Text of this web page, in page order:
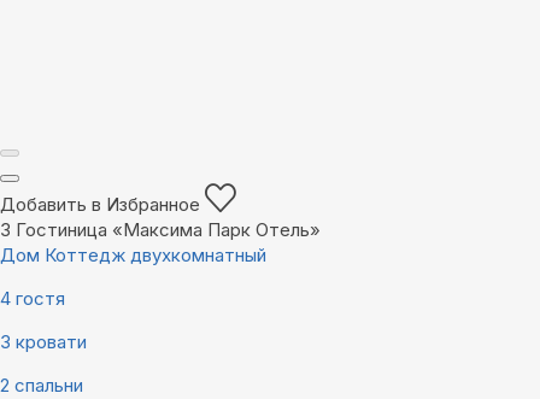
Добавить в Избранное
3 Гостиница «Максима Парк Отель»
Дом Коттедж двухкомнатный
4 гостя
3 кровати
2 спальни